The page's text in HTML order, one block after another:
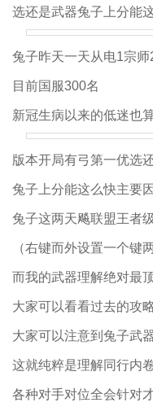
选还是武器兔子上分能
兔子昨天一天从电1宗
目前国服300名
新冠生病以来的低迷也
版本开局有弓第一优选
兔子上分能这么快主要
兔子这两天飚联盟王者
（右键而外设置一个键
而我的武器理解绝对最
大家可以看看过去的攻
大家可以注意到兔子武
这就纯粹是理解同行内
各种对手对位全会针对